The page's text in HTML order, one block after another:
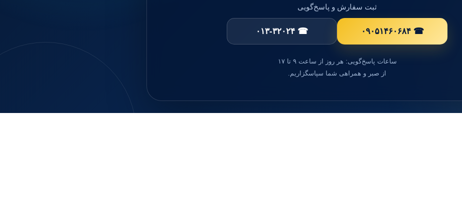
ثبت سفارش و پاسخ‌گویی
☎ ۰۹۰۵۱۴۶۰۶۸۴ ☎ ۰۱۳-۳۲۰۲۴
ساعات پاسخ‌گویی: هر روز از ساعت ۹ تا ۱۷
از صبر و همراهی شما سپاسگزاریم.